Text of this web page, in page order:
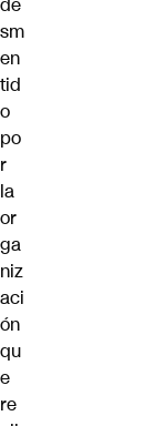
sm
en
tid
o
po
r
la
or
ga
niz
aci
ón
qu
e
re